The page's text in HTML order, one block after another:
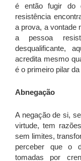
é então fugir do
resistência
a prova, a vontade
a pessoa
desqualificante,
acredita mesmo
é o primeiro pilar
Abnegação
A negação de si,
virtude, tem
sem limites,
perceber que o
tomadas por